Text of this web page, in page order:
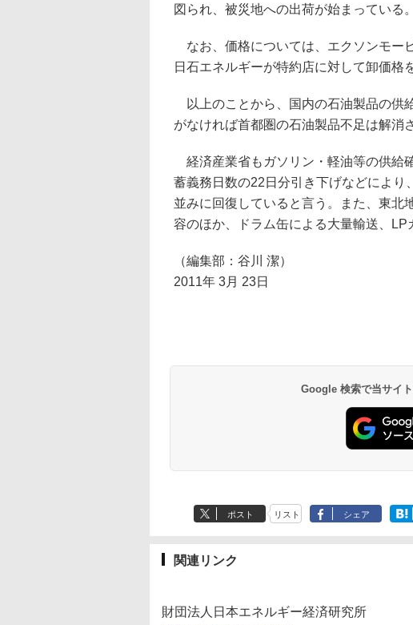
図られ、被災地への出荷が始まっている。
なお、価格については、エクソンモー
日石エネルギーが特約店に対して卸価格
以上のことから、国内の石油製品の供
がなければ首都圏の石油製品不足は解消
経済産業省もガソリン・軽油等の供給
蓄義務日数の22日分引き下げなどによ
並みに回復していると言う。また、東北
容のほか、ドラム缶による大量輸送、LP
（編集部：谷川 潔）
2011年 3月 23日
Google 検索で当サイ
ポスト リスト シェア
関連リンク
財団法人日本エネルギー経済研究所